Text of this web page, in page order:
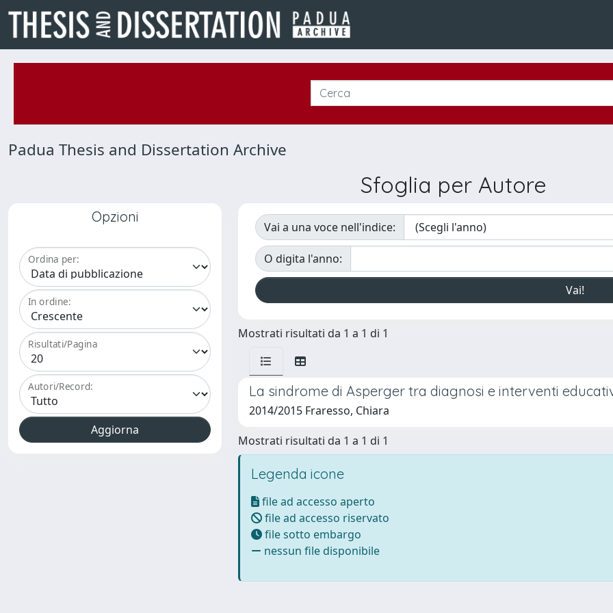
Padua Thesis and Dissertation Archive
Sfoglia per Autore
Opzioni
Ordina per:
In ordine:
Risultati/Pagina
Autori/Record:
Vai a una voce nell'indice:
O digita l'anno:
Mostrati risultati da 1 a 1 di 1
La sindrome di Asperger tra diagnosi e interventi
2014/2015 Fraresso, Chiara
Mostrati risultati da 1 a 1 di 1
Legenda icone
file ad accesso aperto
file ad accesso riservato
file sotto embargo
nessun file disponibile